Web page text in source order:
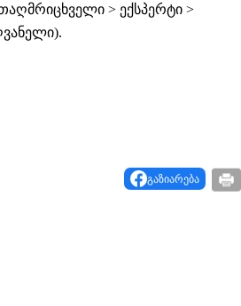
> ექსპერტი >
გაზიარება